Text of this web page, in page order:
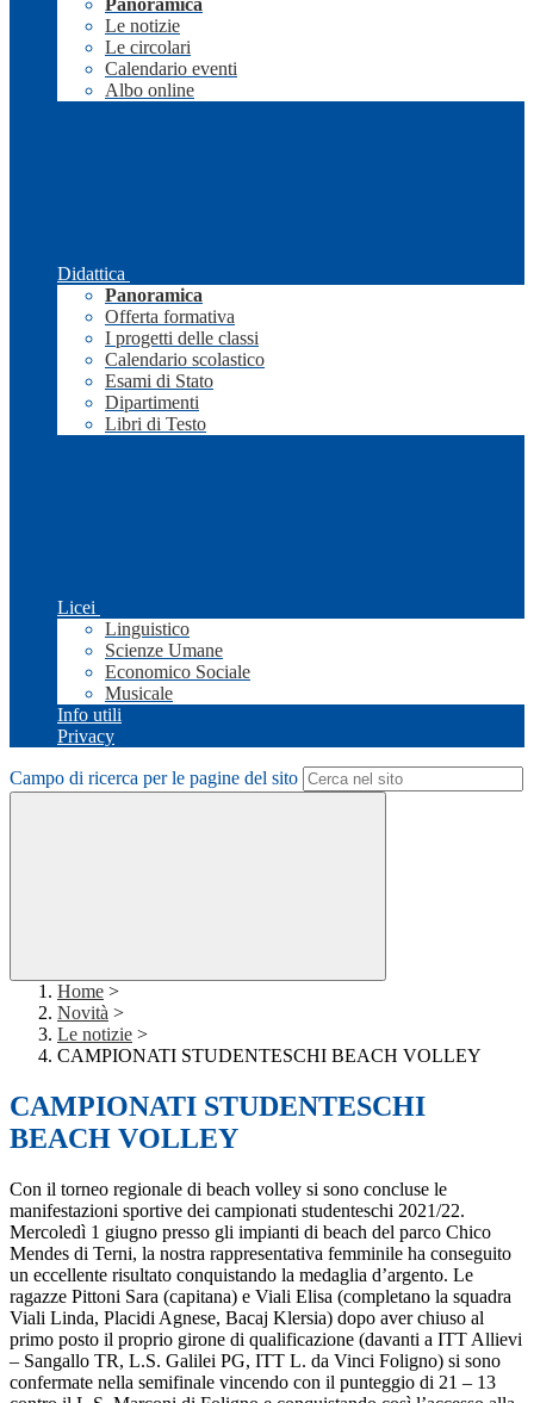
Panoramica
Le notizie
Le circolari
Calendario eventi
Albo online
Didattica
Panoramica
Offerta formativa
I progetti delle classi
Calendario scolastico
Esami di Stato
Dipartimenti
Libri di Testo
Licei
Linguistico
Scienze Umane
Economico Sociale
Musicale
Info utili
Privacy
Campo di ricerca per le pagine del sito
Home >
Novità >
Le notizie >
CAMPIONATI STUDENTESCHI BEACH VOLLEY
CAMPIONATI STUDENTESCHI
BEACH VOLLEY
Con il torneo regionale di beach volley si sono concluse le
manifestazioni sportive dei campionati studenteschi 2021/22.
Mercoledì 1 giugno presso gli impianti di beach del parco Chico
Mendes di Terni, la nostra rappresentativa femminile ha conseguito
un eccellente risultato conquistando la medaglia d’argento. Le
ragazze Pittoni Sara (capitana) e Viali Elisa (completano la squadra
Viali Linda, Placidi Agnese, Bacaj Klersia) dopo aver chiuso al
primo posto il proprio girone di qualificazione (davanti a ITT Allievi
– Sangallo TR, L.S. Galilei PG, ITT L. da Vinci Foligno) si sono
confermate nella semifinale vincendo con il punteggio di 21 – 13